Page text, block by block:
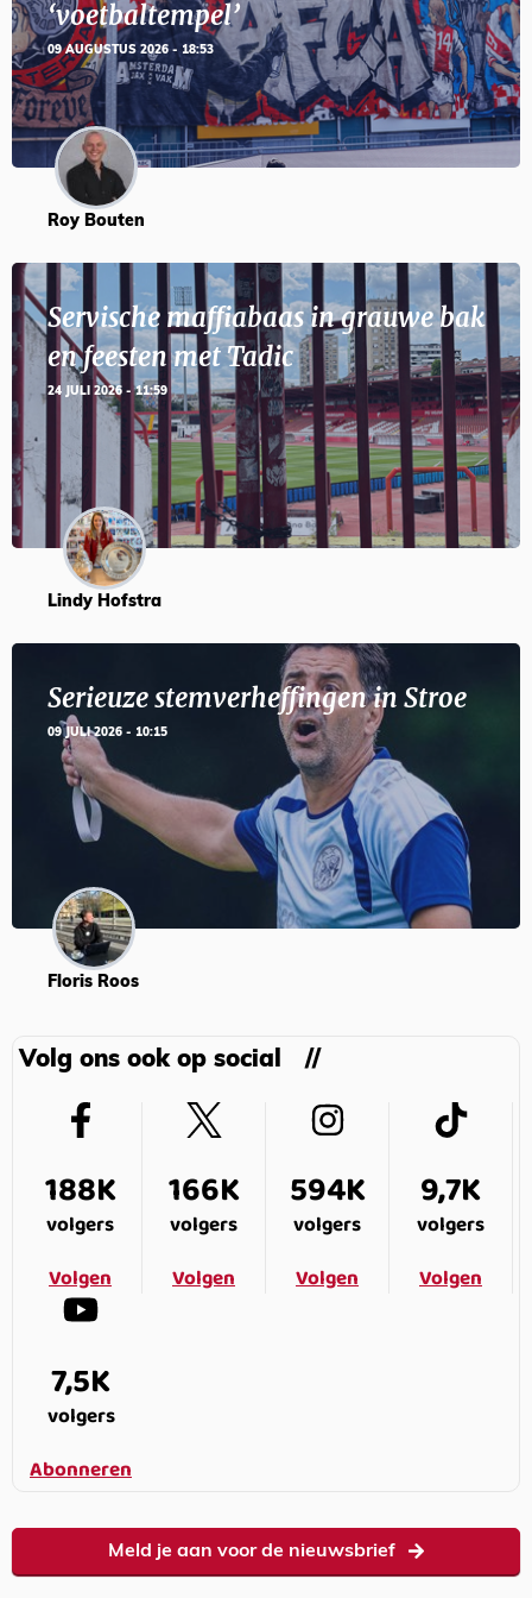
‘voetbaltempel’
09 AUGUSTUS 2026 - 18:53
Roy Bouten
Servische maffiabaas in grauwe bak
en feesten met Tadic
24 JULI 2026 - 11:59
Lindy Hofstra
Serieuze stemverheffingen in Stroe
09 JULI 2026 - 10:15
Floris Roos
Volg ons ook op social
188K
volgers
Volgen
166K
volgers
Volgen
594K
volgers
Volgen
9,7K
volgers
Volgen
7,5K
volgers
Abonneren
Meld je aan voor de nieuwsbrief